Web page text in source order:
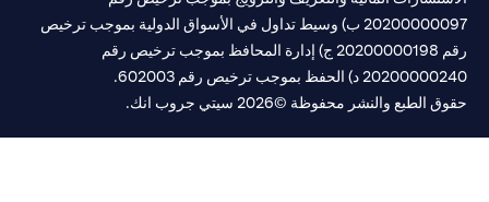
20200000097 ب) وسيط تداول في الأسواق الدولية بموجب ترخيص
رقم 20200000198 ج) إدارة المحافظ بموجب ترخيص رقم
د) الحفظ بموجب ترخيص رقم 602003.
الطبع والنشر محفوظة ©2026 سيتي جروب انك.